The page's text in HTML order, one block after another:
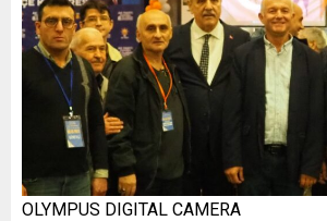
OLYMPUS DIGITAL CAMERA